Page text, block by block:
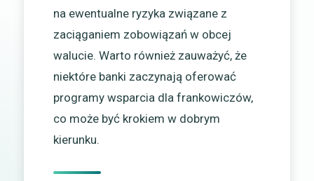
na ewentualne ryzyka związane z
zaciąganiem zobowiązań w obcej
walucie. Warto również zauważyć, że
niektóre banki zaczynają oferować
programy wsparcia dla frankowiczów,
co może być krokiem w dobrym
kierunku.